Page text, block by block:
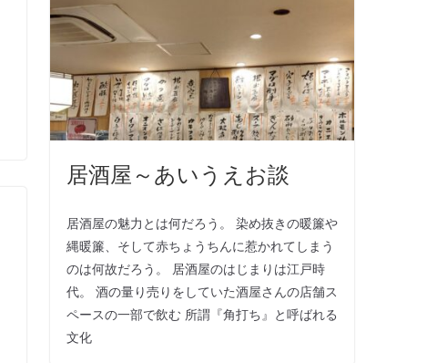
居酒屋～あいうえお談
居酒屋の魅力とは何だろう。 染め抜きの暖簾や
縄暖簾、そして赤ちょうちんに惹かれてしまう
のは何故だろう。 居酒屋のはじまりは江戸時
代。 酒の量り売りをしていた酒屋さんの店舗ス
ペースの一部で飲む 所謂『角打ち』と呼ばれる
文化